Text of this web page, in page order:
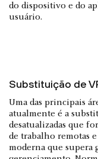
do dispositivo e do
usuário.
Substituição de
Uma das principais
atualmente é a
desatualizadas que
de trabalho remotas
moderna que supera